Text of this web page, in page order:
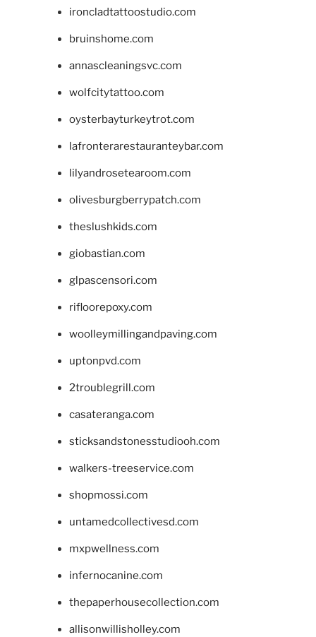
ironcladtattoostudio.com
bruinshome.com
annascleaningsvc.com
wolfcitytattoo.com
oysterbayturkeytrot.com
lafronterarestauranteybar.com
lilyandrosetearoom.com
olivesburgberrypatch.com
theslushkids.com
giobastian.com
glpascensori.com
rifloorepoxy.com
woolleymillingandpaving.com
uptonpvd.com
2troublegrill.com
casateranga.com
sticksandstonesstudiooh.com
walkers-treeservice.com
shopmossi.com
untamedcollectivesd.com
mxpwellness.com
infernocanine.com
thepaperhousecollection.com
allisonwillisholley.com